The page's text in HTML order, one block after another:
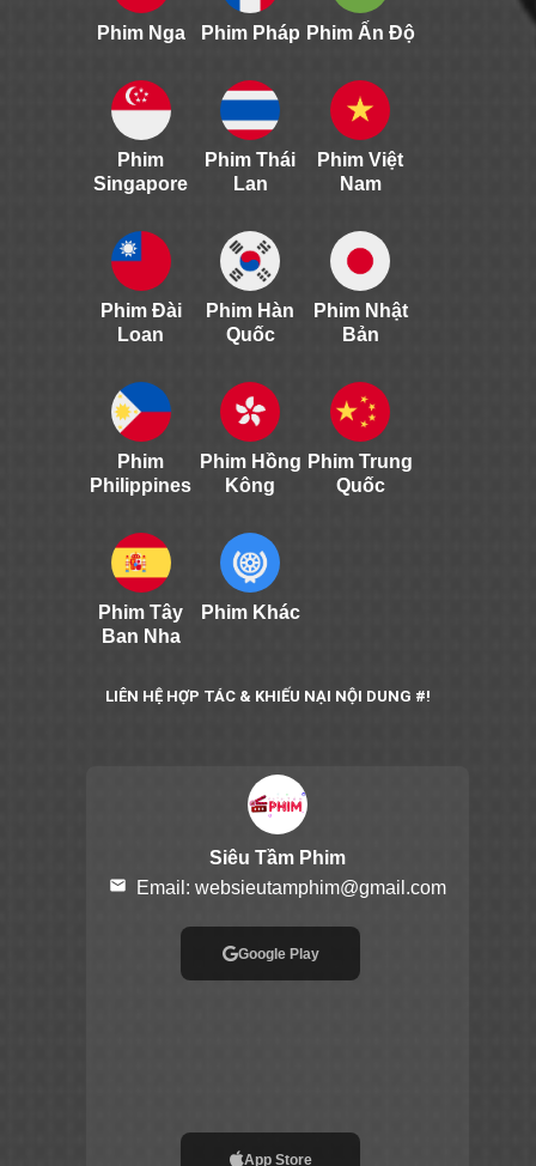
Phim Nga Phim Pháp Phim Ấn Độ
Phim
Singapore
Phim Thái
Lan
Phim Việt
Nam
Phim Đài
Loan
Phim Hàn
Quốc
Phim Nhật
Bản
Phim
Philippines
Phim Hồng
Kông
Phim Trung
Quốc
Phim Tây
Ban Nha
Phim Khác
LIÊN HỆ HỢP TÁC & KHIẾU NẠI NỘI DUNG #!
Siêu Tầm Phim
email Email: websieutamphim@gmail.com
Google Play
App Store